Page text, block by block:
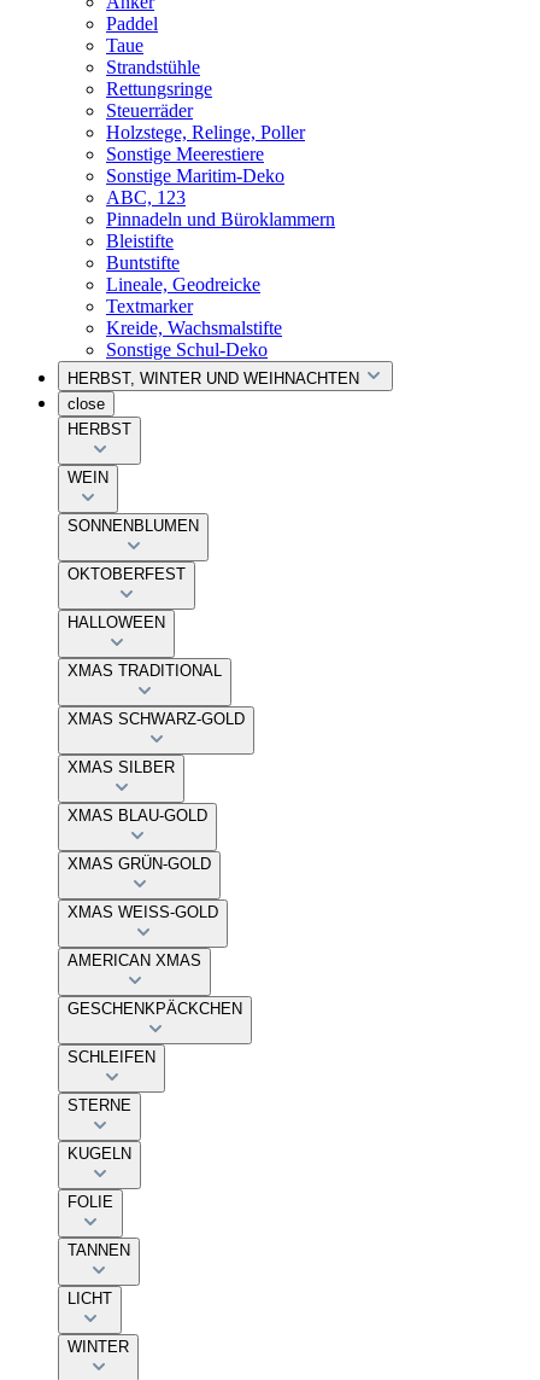
Paddel
Taue
Strandstühle
Rettungsringe
Steuerräder
Holzstege, Relinge, Poller
Sonstige Meerestiere
Sonstige Maritim-Deko
ABC, 123
Pinnadeln und Büroklammern
Bleistifte
Buntstifte
Lineale, Geodreicke
Textmarker
Kreide, Wachsmalstifte
Sonstige Schul-Deko
HERBST, WINTER UND WEIHNACHTEN
close
HERBST
WEIN
SONNENBLUMEN
OKTOBERFEST
HALLOWEEN
XMAS TRADITIONAL
XMAS SCHWARZ-GOLD
XMAS SILBER
XMAS BLAU-GOLD
XMAS GRÜN-GOLD
XMAS WEISS-GOLD
AMERICAN XMAS
GESCHENKPÄCKCHEN
SCHLEIFEN
STERNE
KUGELN
FOLIE
TANNEN
LICHT
WINTER